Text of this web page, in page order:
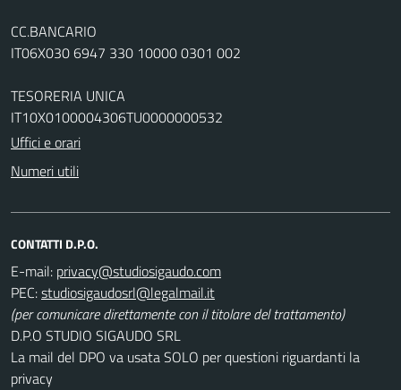
CC.BANCARIO
IT06X030 6947 330 10000 0301 002
TESORERIA UNICA
IT10X0100004306TU0000000532
Uffici e orari
Numeri utili
CONTATTI D.P.O.
E-mail:
PEC:
(per comunicare direttamente con il titolare del trattamento)
D.P.O STUDIO SIGAUDO SRL
La mail del DPO va usata SOLO per questioni riguardanti la
privacy